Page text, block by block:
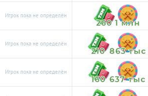
Игрок пока не определён
260 1 млн
Игрок пока не определён
210 863 тыс
Игрок пока не определён
160 637 тыс